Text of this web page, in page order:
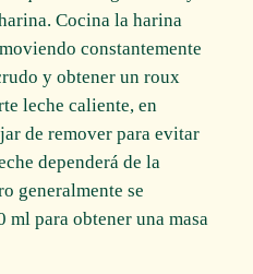
Cocina la harina
constantemente
y obtener un roux
leche caliente, en
de remover para evitar
dependerá de la
generalmente se
ml para obtener una masa